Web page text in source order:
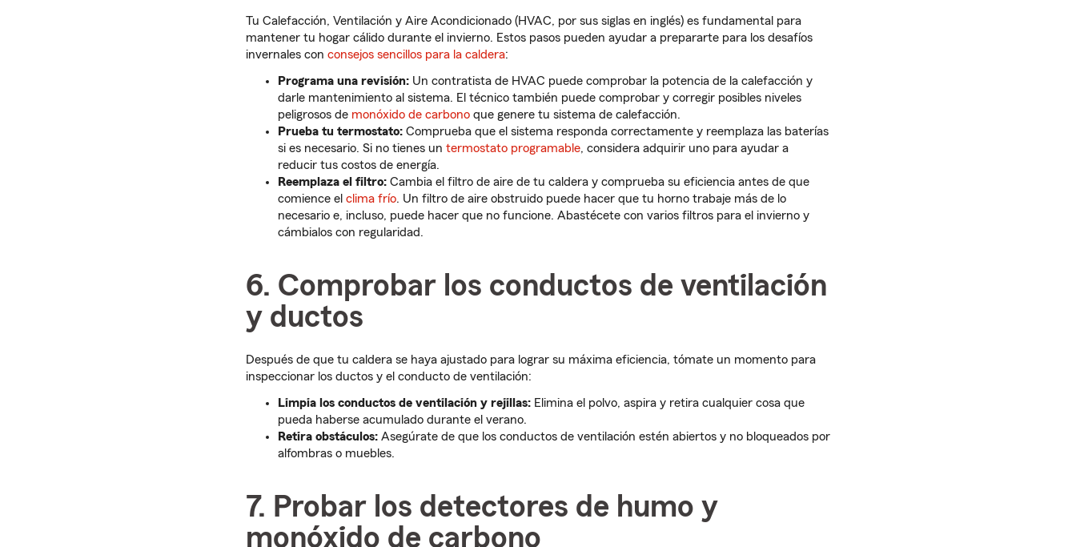
Tu Calefacción, Ventilación y Aire Acondicionado (HVAC, por sus siglas en inglés) es fundamental para
mantener tu hogar cálido durante el invierno. Estos pasos pueden ayudar a prepararte para los desafíos
invernales con consejos sencillos para la caldera:
Programa una revisión: Un contratista de HVAC puede comprobar la potencia de la calefacción y
darle mantenimiento al sistema. El técnico también puede comprobar y corregir posibles niveles
peligrosos de monóxido de carbono que genere tu sistema de calefacción.
Prueba tu termostato: Comprueba que el sistema responda correctamente y reemplaza las baterías
si es necesario. Si no tienes un termostato programable, considera adquirir uno para ayudar a
reducir tus costos de energía.
Reemplaza el filtro: Cambia el filtro de aire de tu caldera y comprueba su eficiencia antes de que
comience el clima frío. Un filtro de aire obstruido puede hacer que tu horno trabaje más de lo
necesario e, incluso, puede hacer que no funcione. Abastécete con varios filtros para el invierno y
cámbialos con regularidad.
6. Comprobar los conductos de ventilación
y ductos
Después de que tu caldera se haya ajustado para lograr su máxima eficiencia, tómate un momento para
inspeccionar los ductos y el conducto de ventilación:
Limpia los conductos de ventilación y rejillas: Elimina el polvo, aspira y retira cualquier cosa que
pueda haberse acumulado durante el verano.
Retira obstáculos: Asegúrate de que los conductos de ventilación estén abiertos y no bloqueados por
alfombras o muebles.
7. Probar los detectores de humo y
monóxido de carbono